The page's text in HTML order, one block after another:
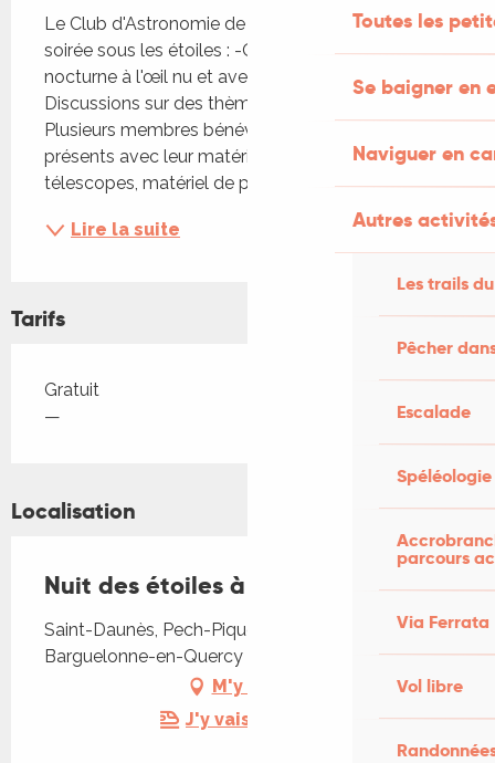
Toutes les
Se baigner en
Naviguer en
Autres
Les trails
Pêcher
Escalade
Spéléologie
parcours
Via Ferrata
Vol libre
Le Club d'Astronomie de Gigouzac propose une
soirée sous les étoiles : -Observation du ciel
nocturne à l'œil nu et avec des télescopes, -
Discussions sur des thèmes astronomiques.
Plusieurs membres bénévoles du Club seront
présents avec leur matériel : lasers verts,
télescopes, matériel de prises...
Lire la suite
Tarifs
Tarifs 2026
Gratuit
—
Localisation
Nuit des étoiles à Pech Piquet
Saint-Daunès, Pech-Piquet, Saint-Daunès, 46800
Barguelonne-en-Quercy
M'y rendre
J'y vais en train !